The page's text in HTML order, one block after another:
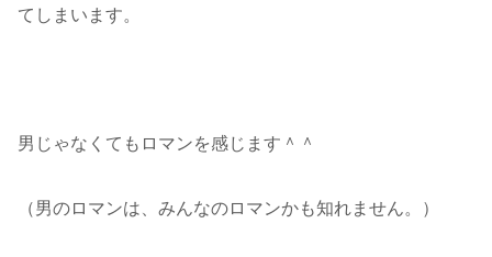
てしまいます。
男じゃなくてもロマンを感じます＾＾
（男のロマンは、みんなのロマンかも知れません。）